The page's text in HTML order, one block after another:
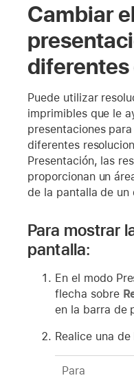
Cambiar
Puede utilizar
imprimibles que le
presentaciones
diferentes
Presentación, las
proporcionan un
de la pantalla de un
Para mostrar
pantalla:
En el modo
flecha sobre
en la barra de
Realice una
Para